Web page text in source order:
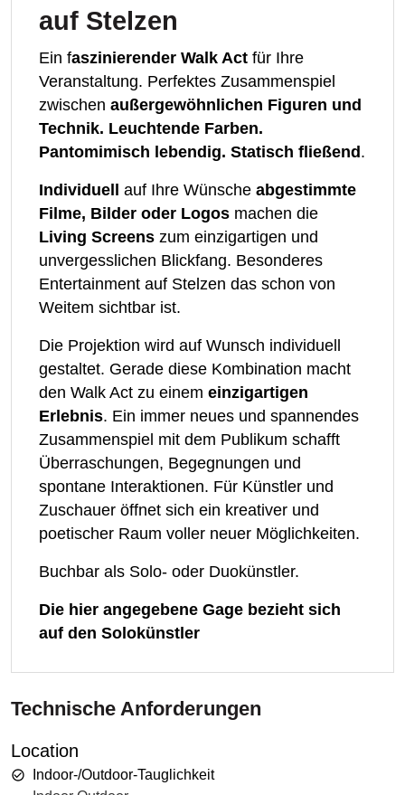
auf Stelzen
Ein faszinierender Walk Act für Ihre
Veranstaltung. Perfektes Zusammenspiel
zwischen außergewöhnlichen Figuren und
Technik. Leuchtende Farben.
Pantomimisch lebendig. Statisch fließend.
Individuell auf Ihre Wünsche abgestimmte
Filme, Bilder oder Logos machen die
Living Screens zum einzigartigen und
unvergesslichen Blickfang. Besonderes
Entertainment auf Stelzen das schon von
Weitem sichtbar ist.
Die Projektion wird auf Wunsch individuell
gestaltet. Gerade diese Kombination macht
den Walk Act zu einem einzigartigen
Erlebnis. Ein immer neues und spannendes
Zusammenspiel mit dem Publikum schafft
Überraschungen, Begegnungen und
spontane Interaktionen. Für Künstler und
Zuschauer öffnet sich ein kreativer und
poetischer Raum voller neuer Möglichkeiten.
Buchbar als Solo- oder Duokünstler.
Die hier angegebene Gage bezieht sich
auf den Solokünstler
Technische Anforderungen
Location
Indoor-/Outdoor-Tauglichkeit